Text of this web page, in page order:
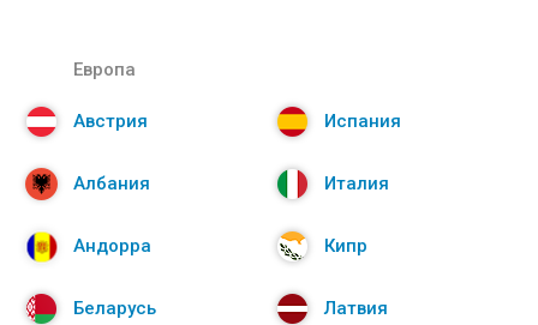
Европа
Австрия
Албания
Андорра
Беларусь
Испания
Италия
Кипр
Латвия